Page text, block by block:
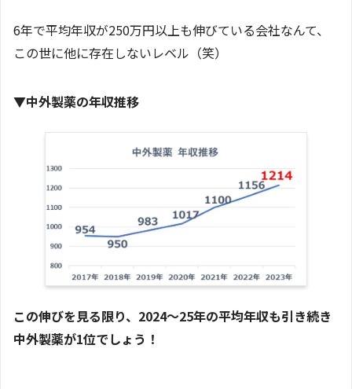
6年で平均年収が250万円以上も伸びている会社なんて、
この世に他に存在しないレベル（笑）
▼中外製薬の年収推移
この伸びを見る限り、2024～25年の平均年収も引き続き
中外製薬が1位でしょう！